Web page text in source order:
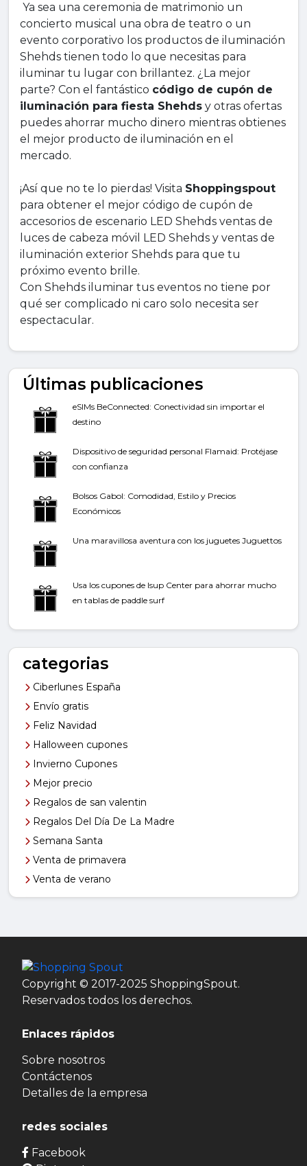
Ya sea una ceremonia de matrimonio un
concierto musical una obra de teatro o un
evento corporativo los productos de iluminación
Shehds tienen todo lo que necesitas para
iluminar tu lugar con brillantez. ¿La mejor
parte? Con el fantástico código de cupón de
iluminación para fiesta Shehds y otras ofertas
puedes ahorrar mucho dinero mientras obtienes
el mejor producto de iluminación en el
mercado.
¡Así que no te lo pierdas! Visita Shoppingspout
para obtener el mejor código de cupón de
accesorios de escenario LED Shehds ventas de
luces de cabeza móvil LED Shehds y ventas de
iluminación exterior Shehds para que tu
próximo evento brille.
Con Shehds iluminar tus eventos no tiene por
qué ser complicado ni caro solo necesita ser
espectacular.
Últimas publicaciones
eSIMs BeConnected: Conectividad sin importar el
destino
Dispositivo de seguridad personal Flamaid: Protéjase
con confianza
Bolsos Gabol: Comodidad, Estilo y Precios
Económicos
Una maravillosa aventura con los juguetes Juguettos
Usa los cupones de Isup Center para ahorrar mucho
en tablas de paddle surf
categorias
Ciberlunes España
Envío gratis
Feliz Navidad
Halloween cupones
Invierno Cupones
Mejor precio
Regalos de san valentin
Regalos Del Día De La Madre
Semana Santa
Venta de primavera
Venta de verano
Copyright © 2017-2025 ShoppingSpout.
Reservados todos los derechos.
Enlaces rápidos
Sobre nosotros
Contáctenos
Detalles de la empresa
redes sociales
Facebook